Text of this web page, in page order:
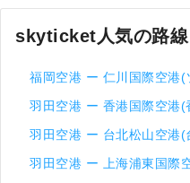
skyticket人気の路線
福岡空港 ー 仁川国際空港(
羽田空港 ー 香港国際空港(
羽田空港 ー 台北松山空港(
羽田空港 ー 上海浦東国際